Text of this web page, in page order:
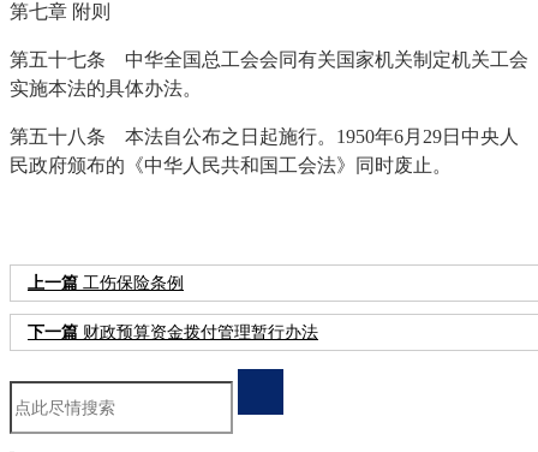
第七章 附则
第五十七条 中华全国总工会会同有关国家机关制定机关工会
实施本法的具体办法。
第五十八条 本法自公布之日起施行。1950年6月29日中央人
民政府颁布的《中华人民共和国工会法》同时废止。
上一篇 工伤保险条例
下一篇 财政预算资金拨付管理暂行办法